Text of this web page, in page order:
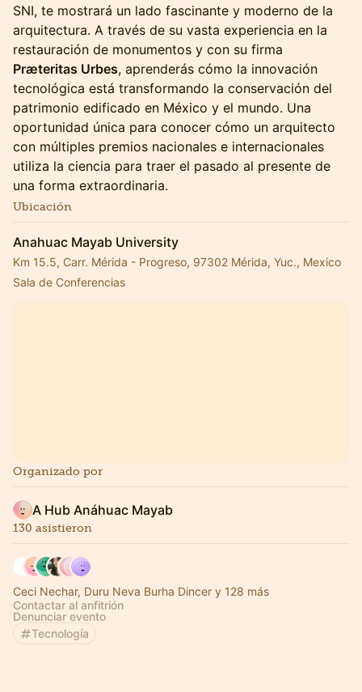
SNI, te mostrará un lado fascinante y moderno de la
arquitectura. A través de su vasta experiencia en la
restauración de monumentos y con su firma
Præteritas Urbes, aprenderás cómo la innovación
tecnológica está transformando la conservación del
patrimonio edificado en México y el mundo. Una
oportunidad única para conocer cómo un arquitecto
con múltiples premios nacionales e internacionales
utiliza la ciencia para traer el pasado al presente de
una forma extraordinaria.
Ubicación
Anahuac Mayab University
Km 15.5, Carr. Mérida - Progreso, 97302 Mérida, Yuc., Mexico
Sala de Conferencias
Organizado por
A Hub Anáhuac Mayab
130 asistieron
Ceci Nechar, Duru Neva Burha Dincer y 128 más
Contactar al anfitrión
Denunciar evento
Tecnología